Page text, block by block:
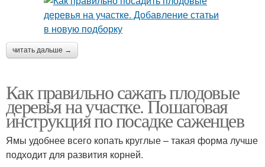
читать дальше →
Как правильно сажать плодовые
деревья на участке. Пошаговая
инструкция по посадке саженцев
Ямы удобнее всего копать круглые – такая форма лучше
подходит для развития корней.